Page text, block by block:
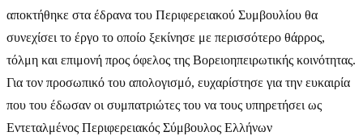
αποκτήθηκε στα έδρανα του Περιφερειακού Συμβουλίου θα
συνεχίσει το έργο το οποίο ξεκίνησε με περισσότερο θάρρος,
τόλμη και επιμονή προς όφελος της Βορειοηπειρωτικής κοινότητας.
Για τον προσωπικό του απολογισμό, ευχαρίστησε για την ευκαιρία
που του έδωσαν οι συμπατριώτες του να τους υπηρετήσει ως
Εντεταλμένος Περιφερειακός Σύμβουλος Ελλήνων